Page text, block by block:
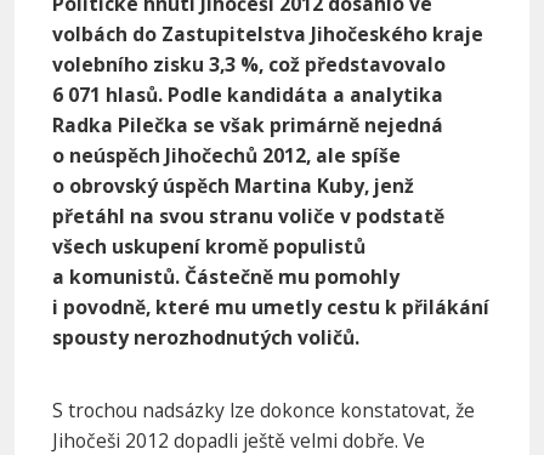
volbách do Zastupitelstva Jihočeského kraje
volebního zisku 3,3 %, což představovalo
6 071 hlasů. Podle kandidáta a analytika
Radka Pilečka se však primárně nejedná
o neúspěch Jihočechů 2012, ale spíše
o obrovský úspěch Martina Kuby, jenž
přetáhl na svou stranu voliče v podstatě
všech uskupení kromě populistů
a komunistů. Částečně mu pomohly
i povodně, které mu umetly cestu k přilákání
spousty nerozhodnutých voličů.
S trochou nadsázky lze dokonce konstatovat, že
Jihočeši 2012 dopadli ještě velmi dobře. Ve